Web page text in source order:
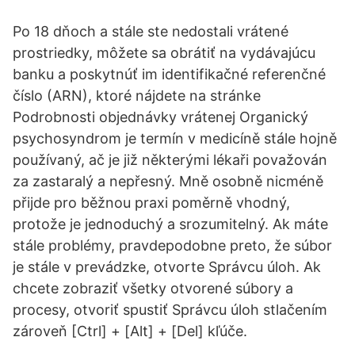
Po 18 dňoch a stále ste nedostali vrátené
prostriedky, môžete sa obrátiť na vydávajúcu
banku a poskytnúť im identifikačné referenčné
číslo (ARN), ktoré nájdete na stránke
Podrobnosti objednávky vrátenej Organický
psychosyndrom je termín v medicíně stále hojně
používaný, ač je již některými lékaři považován
za zastaralý a nepřesný. Mně osobně nicméně
přijde pro běžnou praxi poměrně vhodný,
protože je jednoduchý a srozumitelný. Ak máte
stále problémy, pravdepodobne preto, že súbor
je stále v prevádzke, otvorte Správcu úloh. Ak
chcete zobraziť všetky otvorené súbory a
procesy, otvoriť spustiť Správcu úloh stlačením
zároveň [Ctrl] + [Alt] + [Del] kľúče.